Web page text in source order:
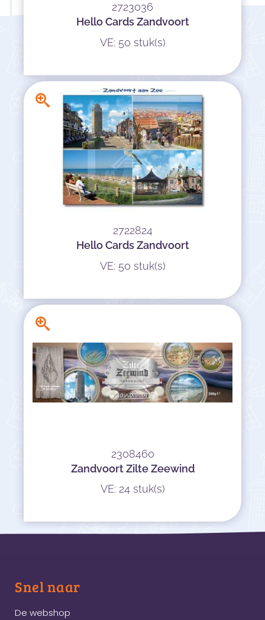
2723036
Hello Cards Zandvoort
VE: 50 stuk(s)
2722824
Hello Cards Zandvoort
VE: 50 stuk(s)
2308460
Zandvoort Zilte Zeewind
VE: 24 stuk(s)
Snel naar
De webshop